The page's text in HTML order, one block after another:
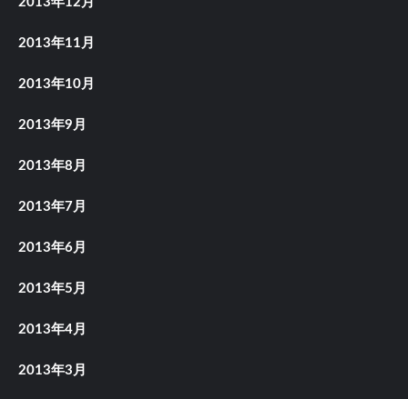
2013年11月
2013年10月
2013年9月
2013年8月
2013年7月
2013年6月
2013年5月
2013年4月
2013年3月